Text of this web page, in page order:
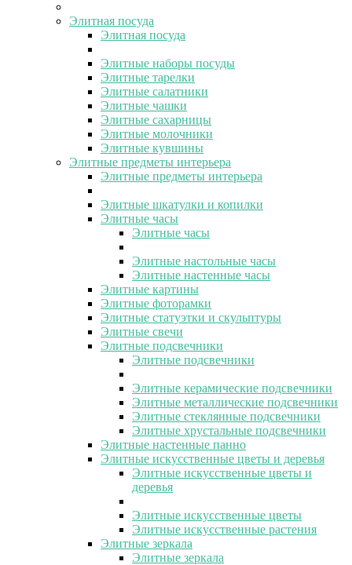
Элитная посуда
Элитная посуда
Элитные наборы посуды
Элитные тарелки
Элитные салатники
Элитные чашки
Элитные сахарницы
Элитные молочники
Элитные кувшины
Элитные предметы интерьера
Элитные предметы интерьера
Элитные шкатулки и копилки
Элитные часы
Элитные часы
Элитные настольные часы
Элитные настенные часы
Элитные картины
Элитные фоторамки
Элитные статуэтки и скульптуры
Элитные свечи
Элитные подсвечники
Элитные подсвечники
Элитные керамические подсвечники
Элитные металлические подсвечники
Элитные стеклянные подсвечники
Элитные хрустальные подсвечники
Элитные настенные панно
Элитные искусственные цветы и деревья
Элитные искусственные цветы и
деревья
Элитные искусственные цветы
Элитные искусственные растения
Элитные зеркала
Элитные зеркала